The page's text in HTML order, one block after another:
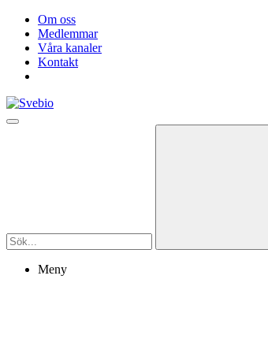
Om oss
Medlemmar
Våra kanaler
Kontakt
Meny